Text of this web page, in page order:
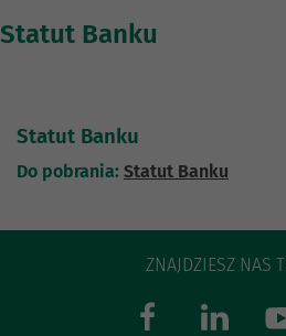
Statut Banku
Statut Banku
Do pobrania: Statut Banku
ZNAJDZIESZ NAS